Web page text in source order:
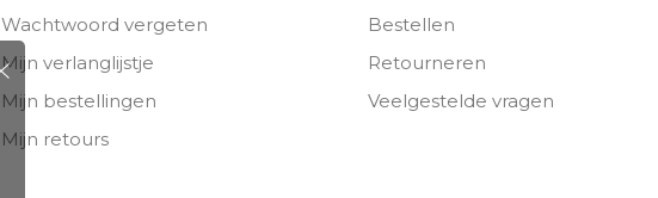
Wachtwoord vergeten
Mijn verlanglijstje
Mijn bestellingen
Mijn retours
Bestellen
Retourneren
Veelgestelde vragen